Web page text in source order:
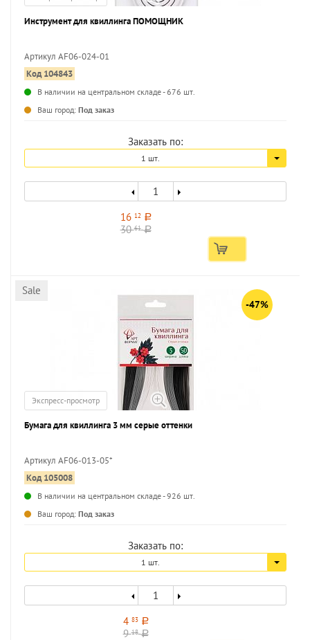
Инструмент для квиллинга ПОМОЩНИК
Артикул AF06-024-01
Код 104843
В наличии на центральном складе - 676 шт.
Ваш город: Под заказ
Заказать по:
1 шт.
16 12 a
3061 a
Sale
-47%
Экспресс-просмотр
Бумага для квиллинга 3 мм серые оттенки
Артикул AF06-013-05*
Код 105008
В наличии на центральном складе - 926 шт.
Ваш город: Под заказ
Заказать по:
1 шт.
4 83 a
918 a